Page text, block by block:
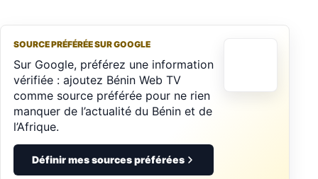
SOURCE PRÉFÉRÉE SUR GOOGLE
Sur Google, préférez une information
vérifiée : ajoutez Bénin Web TV
comme source préférée pour ne rien
manquer de l’actualité du Bénin et de
l’Afrique.
Définir mes sources préférées